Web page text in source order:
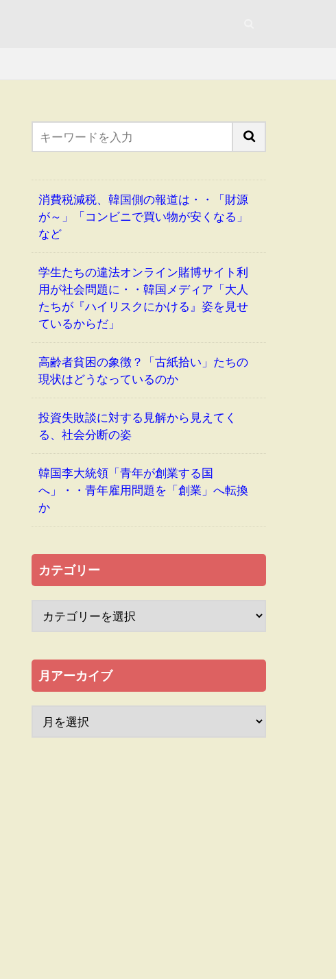
消費税減税、韓国側の報道は・・「財源
が～」「コンビニで買い物が安くなる」
など
学生たちの違法オンライン賭博サイト利
用が社会問題に・・韓国メディア「大人
たちが『ハイリスクにかける』姿を見せ
ているからだ」
高齢者貧困の象徴？「古紙拾い」たちの
現状はどうなっているのか
投資失敗談に対する見解から見えてく
る、社会分断の姿
韓国李大統領「青年が創業する国
へ」・・青年雇用問題を「創業」へ転換
か
カテゴリー
月アーカイブ